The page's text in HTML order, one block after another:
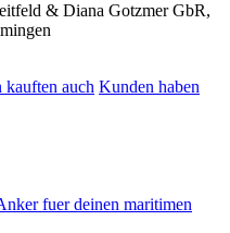
& Diana Gotzmer GbR,
kauften auch Kunden haben